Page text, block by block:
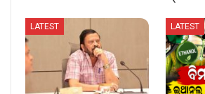
LATEST LATEST